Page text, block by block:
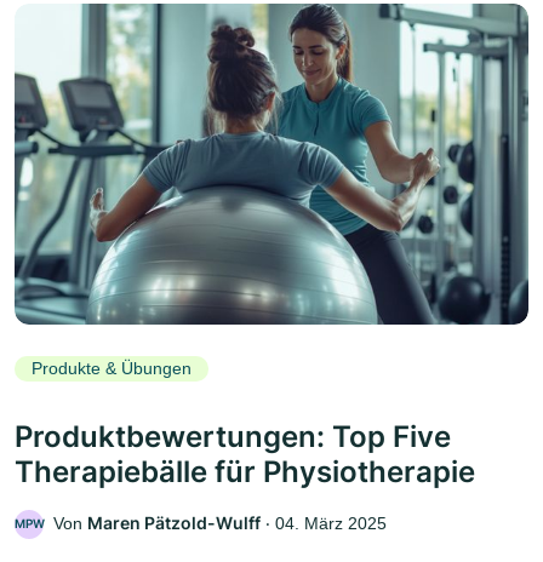
Produkte & Übungen
Produktbewertungen: Top Five
Therapiebälle für Physiotherapie
MPW Von Maren Pätzold-Wulff ‧ 04. März 2025